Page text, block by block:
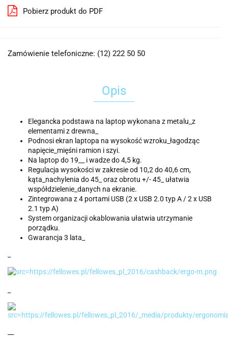
Pobierz produkt do PDF
Zamówienie telefoniczne: (12) 222 50 50
Opis
Elegancka podstawa na laptop wykonana z metalu_z
elementami z drewna_
Podnosi ekran laptopa na wysokość wzroku_łagodząc
napięcie_mięśni ramion i szyi.
Na laptop do 19__ i wadze do 4,5 kg.
Regulacja wysokości w zakresie od 10,2 do 40,6 cm,
kąta_nachylenia do 45_ oraz obrotu +/- 45_ ułatwia
współdzielenie_danych na ekranie.
Zintegrowana z 4 portami USB (2 x USB 2.0 typ A / 2 x USB
2.1 typ A)
System organizacji okablowania ułatwia utrzymanie
porządku.
Gwarancja 3 lata_